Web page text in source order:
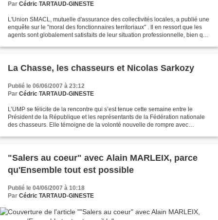
Par Cédric TARTAUD-GINESTE
L'Union SMACL, mutuelle d'assurance des collectivités locales, a publié une
enquête sur le "moral des fonctionnaires territoriaux" . Il en ressort que les
agents sont globalement satisfaits de leur situation professionnelle, bien que
La Chasse, les chasseurs et Nicolas Sarkozy
Publié le 06/06/2007 à 23:12
Par Cédric TARTAUD-GINESTE
L’UMP se félicite de la rencontre qui s’est tenue cette semaine entre le
Président de la République et les représentants de la Fédération nationale
des chasseurs. Elle témoigne de la volonté nouvelle de rompre avec
"Salers au coeur" avec Alain MARLEIX, parce
qu'Ensemble tout est possible
Publié le 04/06/2007 à 10:18
Par Cédric TARTAUD-GINESTE